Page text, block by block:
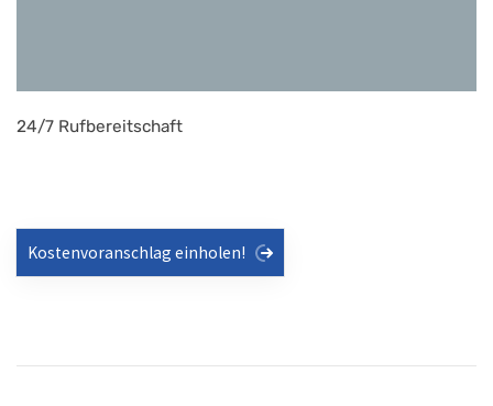
24/7 Rufbereitschaft
Kostenvoranschlag einholen!